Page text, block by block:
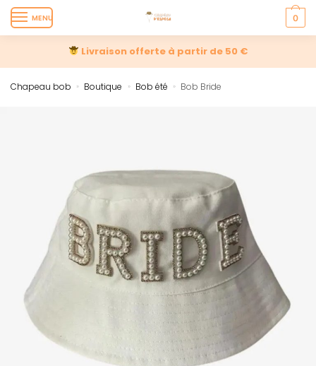
MENU 0
Livraison offerte à partir de 50 €
Chapeau bob » Boutique » Bob été » Bob Bride